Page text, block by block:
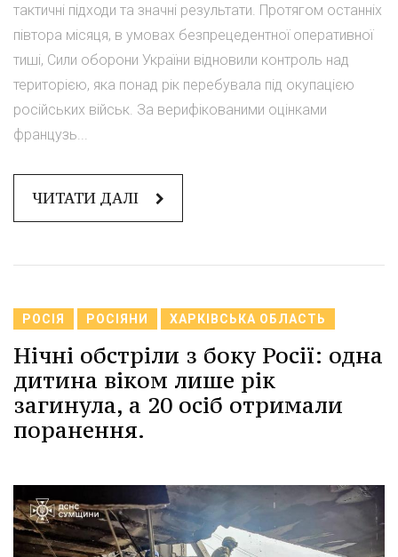
тактичні підходи та значні результати. Протягом останніх
півтора місяця, в умовах безпрецедентної оперативної
тиші, Сили оборони України відновили контроль над
територією, яка понад рік перебувала під окупацією
російських військ. За верифікованими оцінками
французь...
ЧИТАТИ ДАЛІ
РОСІЯ РОСІЯНИ ХАРКІВСЬКА ОБЛАСТЬ
Нічні обстріли з боку Росії: одна
дитина віком лише рік
загинула, а 20 осіб отримали
поранення.